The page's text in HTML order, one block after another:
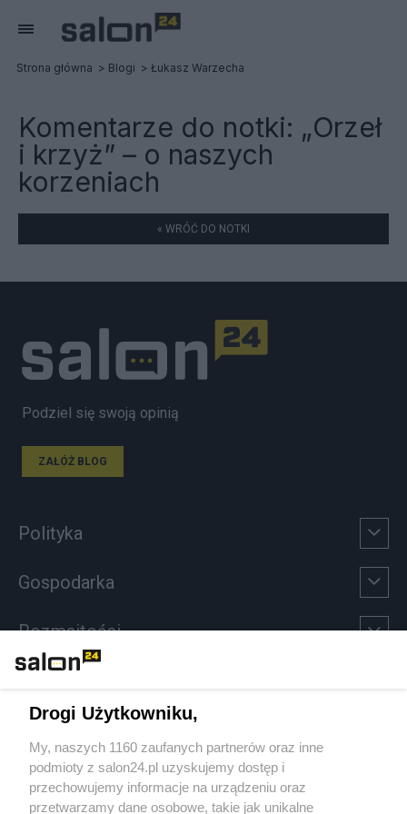
Strona główna Blogi Łukasz Warzecha
Komentarze do notki: „Orzeł
i krzyż” – o naszych
korzeniach
« WRÓĆ DO NOTKI
Podziel się swoją opinią
ZAŁÓŻ BLOG
Polityka
Gospodarka
Rozmaitości
Sport
Społeczeństwo
Drogi Użytkowniku,
My, naszych 1160 zaufanych partnerów oraz inne
podmioty z salon24.pl uzyskujemy dostęp i
przechowujemy informacje na urządzeniu oraz
przetwarzamy dane osobowe, takie jak unikalne